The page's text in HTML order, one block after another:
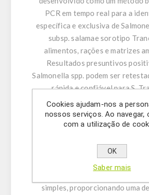
PCR em tempo real para a
específica e exclusiva de
subsp. salamae sorotipo
alimentos, rações e matrizes
Resultados presuntivos
Salmonella spp. podem ser
rápida e confiável para S.
diretamente a partir dos
permitindo a implementação de
adequados de controlo de
adicionais. Fluxo de trabalho
etapas simples e simplificadas.
simples, proporcionando uma
Cookies ajudam-nos a
nossos serviços. Ao navegar,
com a utilização de
OK
Saber mais